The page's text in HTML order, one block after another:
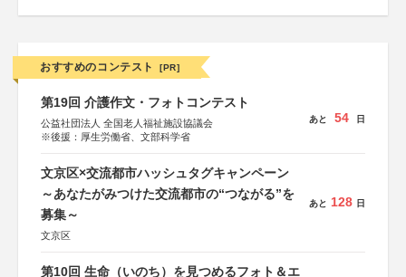
おすすめのコンテスト [PR]
第19回 介護作文・フォトコンテスト
公益社団法人 全国老人福祉施設協議会
※後援：厚生労働省、文部科学省
あと 54 日
文京区×交流都市ハッシュタグキャンペーン
～あなたがみつけた交流都市の“つながる”を
募集～
文京区
あと 128 日
第10回 生命（いのち）を見つめるフォト＆エ